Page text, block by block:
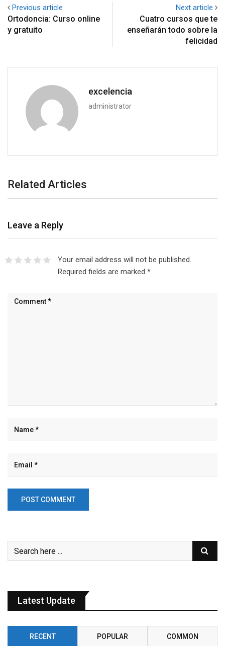
Previous article
Ortodoncia: Curso online
y gratuito
Next article
Cuatro cursos que te
enseñarán todo sobre la
felicidad
excelencia
administrator
Related Articles
Leave a Reply
Your email address will not be published.
Required fields are marked *
Latest Update
RECENT POPULAR COMMON